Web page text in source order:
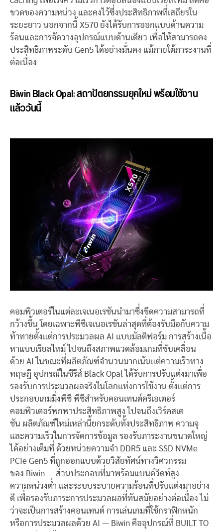
ขวดของความหน่วง และคงไว้ซึ่งประสิทธิภาพที่เสถียรใน
ระยะยาว นอกจากนี้ X570 ยังได้รับการออกแบบด้านความ
ร้อนและการจัดวางอุปกรณ์แบบด้านเดียว เพื่อให้สามารถคง
ประสิทธิภาพระดับ Gen5 ได้อย่างมั่นคง แม้ภายใต้ภาระงานที่
ต่อเนื่อง
Biwin Black Opal:สถาปัตยกรรมยุคใหม่ พร้อมใช้งาน
แล้ววันนี้
คอมพิวเตอร์ในแต่ละเจเนอเรชันนำมาซึ่งขีดความสามารถที่
กว้างขึ้น โดยเฉพาะพีซีเจเนอเรชันล่าสุดที่ต้องรับมือกับความ
ท้าทายตั้งแต่การประมวลผล AI แบบมัลติฟอร์ม การสร้างเนื้อ
หาแบบเรียลไทม์ ไปจนถึงสภาพแวดล้อมเกมที่ขับเคลื่อน
ด้วย AI ในขณะที่ผลิตภัณฑ์จำนวนมากเน้นแต่ความเร็วทาง
ทฤษฎี อุปกรณ์ในซีรีส์ Black Opal ได้รับการปรับแต่งมาเพื่อ
รองรับการประมวลผลจริงในโลกแห่งการใช้งาน ตั้งแต่การ
ประกอบเกมมิ่งพีซี พีซีสำหรับคอนเทนต์ครีเอเตอร์
คอมพิวเตอร์พกพาประสิทธิภาพสูง ไปจนถึงเวิร์คสเต
ชัน ผลิตภัณฑ์ใหม่เหล่านี้ยกระดับทั้งประสิทธิภาพ ความจุ
และความเร็วในการจัดการข้อมูล รองรับภาระงานขนาดใหญ่
ได้อย่างเต็มที่ ด้วยหน่วยความจำ DDR5 และ SSD NVMe
PCIe Gen5 ที่ถูกออกแบบด้วยวิสัยทัศน์ทางวิศวกรรม
ของ Biwin — ส่วนประกอบที่มาพร้อมแบนด์วิดท์สูง
ความหน่วงต่ำ และระบบระบายความร้อนที่ปรับแต่งมาอย่าง
ดี เพื่อรองรับภาระการประมวลผลที่ทันสมัยอย่างต่อเนื่อง ไม่
ว่าจะเป็นการสร้างคอนเทนต์ การเล่นเกมที่ใช้กราฟิกหนัก
หรือการประมวลผลด้วย AI — Biwin คืออุปกรณ์ที่ BUILT TO